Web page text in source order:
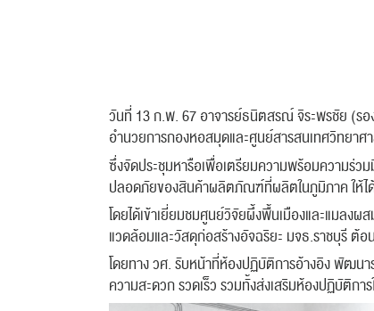
วันที่ 13 ก.พ. 67 อาจารย์ธนิตสรณ์ จิระพรชัย (ร
อำนวยการกองหอสมุดและศูนย์สารสนเทศวิทยาศ
ซึ่งจัดประชุมหารือเพื่อเตรียมความพร้อมความร่ว
ปลอดภัยของสินค้าผลิตภัณฑ์ที่ผลิตในภูมิภาค ให้ไ
โดยได้เข้าเยี่ยมชมศูนย์วิจัยผึ้งพื้นเมืองและแมลง
แวดล้อมและวัสดุก่อสร้างอัจฉริยะ มจธ.ราชบุรี ต้
โดยทาง วศ. รับหน้าที่ห้องปฏิบัติการอ้างอิง พัฒนา
ความสะดวก รวดเร็ว รวมทั้งส่งเสริมห้องปฏิบัติก